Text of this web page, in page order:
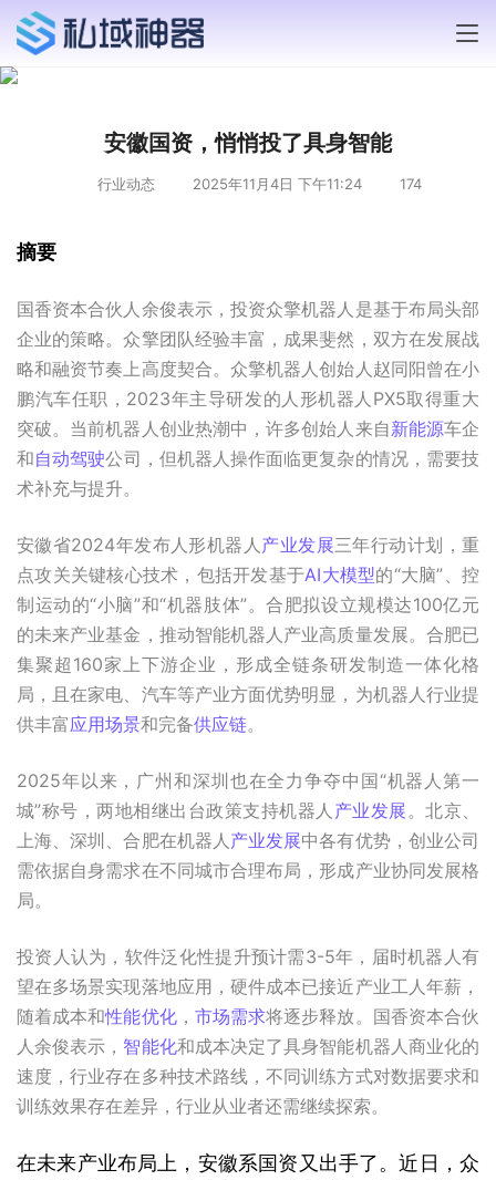
安徽国资，悄悄投了具身智能
行业动态 2025年11月4日 下午11:24 174
摘要
国香资本合伙人余俊表示，投资众擎机器人是基于布局头部
企业的策略。众擎团队经验丰富，成果斐然，双方在发展战
略和融资节奏上高度契合。众擎机器人创始人赵同阳曾在小
鹏汽车任职，2023年主导研发的人形机器人PX5取得重大
突破。当前机器人创业热潮中，许多创始人来自新能源车企
和自动驾驶公司，但机器人操作面临更复杂的情况，需要技
术补充与提升。
安徽省2024年发布人形机器人 产业发展三年行动计划，重
点攻关关键核心技术，包括开发基于AI大模型的“大脑”、控
制运动的“小脑”和“机器肢体”。合肥拟设立规模达100亿元
的未来产业基金，推动智能机器人产业高质量发展。合肥已
集聚超160家上下游企业，形成全链条研发制造一体化格
局，且在家电、汽车等产业方面优势明显，为机器人行业提
供丰富应用场景和完备供应链。
2025年以来，广州和深圳也在全力争夺中国“机器人第一
城”称号，两地相继出台政策支持机器人 产业发展。北京、
上海、深圳、合肥在机器人 产业发展中各有优势，创业公司
需依据自身需求在不同城市合理布局，形成产业协同发展格
局。
投资人认为，软件泛化性提升预计需3-5年，届时机器人有
望在多场景实现落地应用，硬件成本已接近产业工人年薪，
随着成本和性能优化， 市场需求将逐步释放。国香资本合伙
人余俊表示， 智能化和成本决定了具身智能机器人商业化的
速度，行业存在多种技术路线，不同训练方式对数据要求和
训练效果存在差异，行业从业者还需继续探索。
在未来产业布局上，安徽系国资又出手了。近日，众